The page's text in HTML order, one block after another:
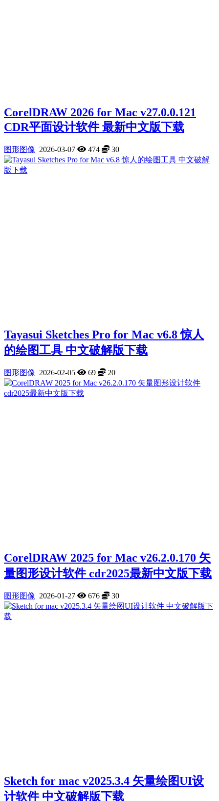
CorelDRAW 2026 for Mac v27.0.0.121
CDR平面设计软件 最新中文版下载
图形图像 2026-03-07 474 30
Tayasui Sketches Pro for Mac v6.8 惊人
的绘图工具 中文破解版下载
图形图像 2026-02-05 69 20
CorelDRAW 2025 for Mac v26.2.0.170 矢
量图形设计软件 cdr2025最新中文版下载
图形图像 2026-01-27 676 30
Sketch for mac v2025.3.4 矢量绘图UI设
计软件 中文破解版下载